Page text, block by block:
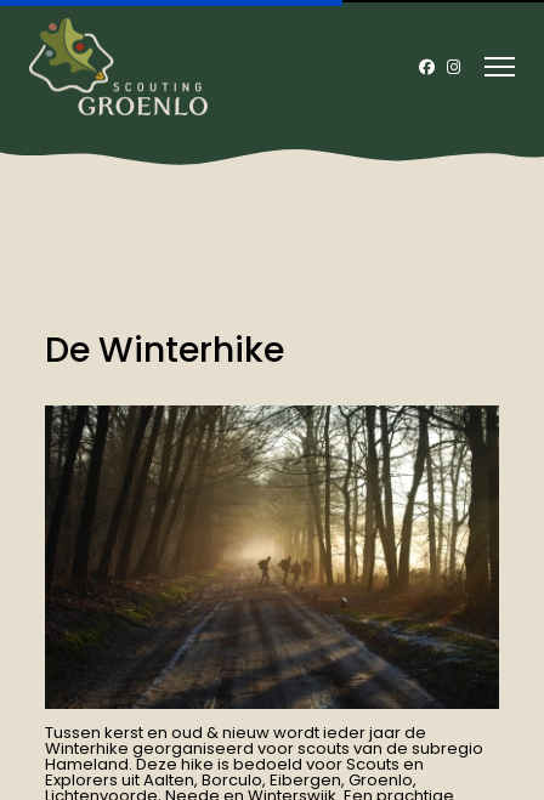
De Winterhike
Tussen kerst en oud & nieuw wordt ieder jaar de
Winterhike georganiseerd voor scouts van de subregio
Hameland. Deze hike is bedoeld voor Scouts en
Explorers uit Aalten, Borculo, Eibergen, Groenlo,